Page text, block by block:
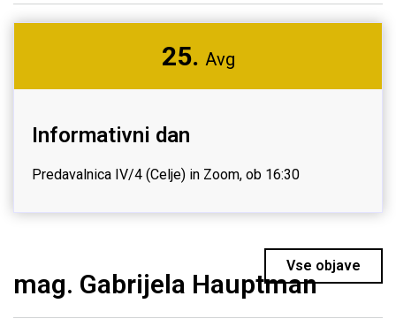
25. Avg
Informativni dan
Predavalnica IV/4 (Celje) in Zoom, ob 16:30
Vse objave
mag. Gabrijela Hauptman